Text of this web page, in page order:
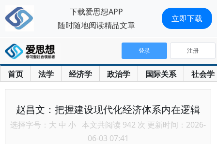
首页 法学 经济学 政治学 国际关系 社会学
登录 注册
赵昌文：把握建设现代化经济体系内在逻辑
选择字号： 大 中 小 本文共阅读 942 次 更新时间：2026-
06-03 07:41
下载爱思想APP
随时随地阅读精品文章
立即下载